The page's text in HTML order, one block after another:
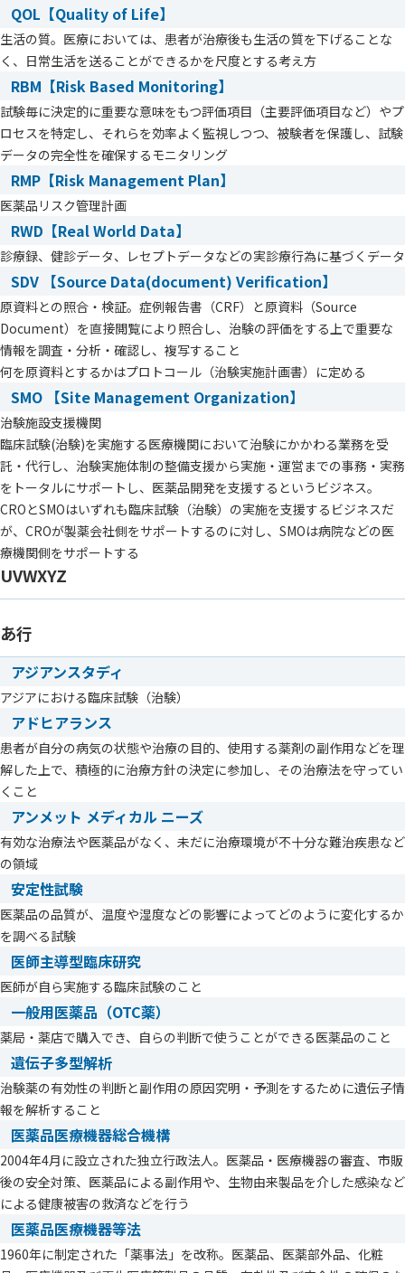
QOL【Quality of Life】
生活の質。医療においては、患者が治療後も生活の質を下げることな
く、日常生活を送ることができるかを尺度とする考え方
RBM【Risk Based Monitoring】
試験毎に決定的に重要な意味をもつ評価項目（主要評価項目など）やプ
ロセスを特定し、それらを効率よく監視しつつ、被験者を保護し、試験
データの完全性を確保するモニタリング
RMP【Risk Management Plan】
医薬品リスク管理計画
RWD【Real World Data】
診療録、健診データ、レセプトデータなどの実診療行為に基づくデータ
SDV 【Source Data(document) Verification】
原資料との照合・検証。症例報告書（CRF）と原資料（Source
Document）を直接閲覧により照合し、治験の評価をする上で重要な
情報を調査・分析・確認し、複写すること
何を原資料とするかはプロトコール（治験実施計画書）に定める
SMO 【Site Management Organization】
治験施設支援機関
臨床試験(治験)を実施する医療機関において治験にかかわる業務を受
託・代行し、治験実施体制の整備支援から実施・運営までの事務・実務
をトータルにサポートし、医薬品開発を支援するというビジネス。
CROとSMOはいずれも臨床試験（治験）の実施を支援するビジネスだ
が、CROが製薬会社側をサポートするのに対し、SMOは病院などの医
療機関側をサポートする
UVWXYZ
あ行
アジアンスタディ
アジアにおける臨床試験（治験）
アドヒアランス
患者が自分の病気の状態や治療の目的、使用する薬剤の副作用などを理
解した上で、積極的に治療方針の決定に参加し、その治療法を守ってい
くこと
アンメット メディカル ニーズ
有効な治療法や医薬品がなく、未だに治療環境が不十分な難治疾患など
の領域
安定性試験
医薬品の品質が、温度や湿度などの影響によってどのように変化するか
を調べる試験
医師主導型臨床研究
医師が自ら実施する臨床試験のこと
一般用医薬品（OTC薬）
薬局・薬店で購入でき、自らの判断で使うことができる医薬品のこと
遺伝子多型解析
治験薬の有効性の判断と副作用の原因究明・予測をするために遺伝子情
報を解析すること
医薬品医療機器総合機構
2004年4月に設立された独立行政法人。医薬品・医療機器の審査、市販
後の安全対策、医薬品による副作用や、生物由来製品を介した感染など
による健康被害の救済などを行う
医薬品医療機器等法
1960年に制定された「薬事法」を改称。医薬品、医薬部外品、化粧